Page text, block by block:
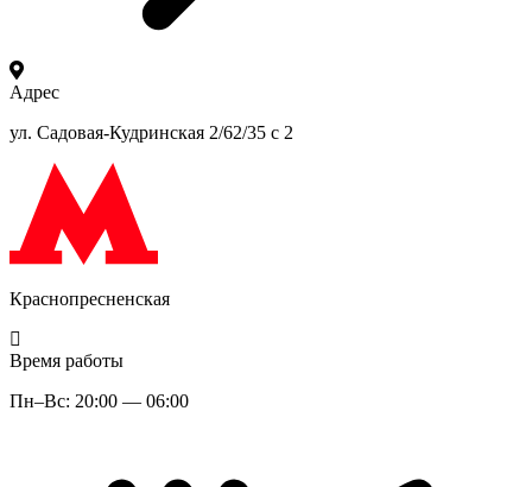
Адрес
ул. Садовая-Кудринская 2/62/35 с 2
Краснопресненская
Время работы
Пн–Вс: 20:00 — 06:00